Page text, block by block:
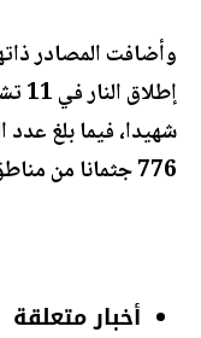
وأضافت المصادر
776 جثمانا من مناطق متفرقة.
أخبار متعلقة